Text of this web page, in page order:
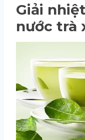
Giải
nước trà